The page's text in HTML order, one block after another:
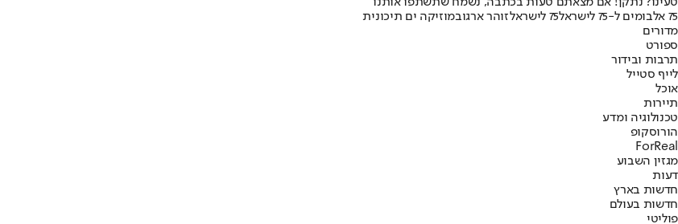
75 אלבומים ל-75 לישראל
75 לישראל זוהר ארגובמוזיקה ים תיכונית
מדורים
ספורט
תרבות ובידור
לייף סטייל
אוכל
תיירות
טכנולוגיה ומדע
הורוסקופ
ForReal
מגזין השבוע
דעות
חדשות בארץ
חדשות בעולם
פוליטי